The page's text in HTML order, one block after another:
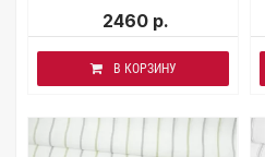
2460 р.
В КОРЗИНУ